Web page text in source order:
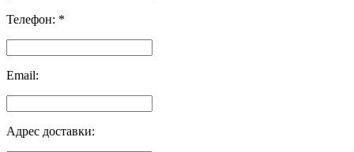
Телефон: *
Email:
Адрес доставки: